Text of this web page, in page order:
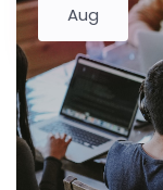
Aug